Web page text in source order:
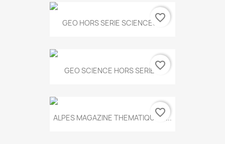
GEO HORS SERIE SCIENCES...
favorite_border
GEO SCIENCE HORS SERIE...favorite_border
ALPES MAGAZINE THEMATIQUE N...
favorite_border